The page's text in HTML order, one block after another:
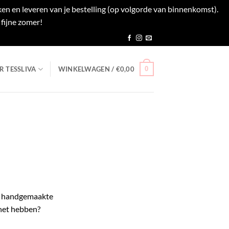
en leveren van je bestelling (op volgorde van binnenkomst).
zomer!
TESSLIVA WINKELWAGEN / €0,00 0
handgemaakte
hebben?